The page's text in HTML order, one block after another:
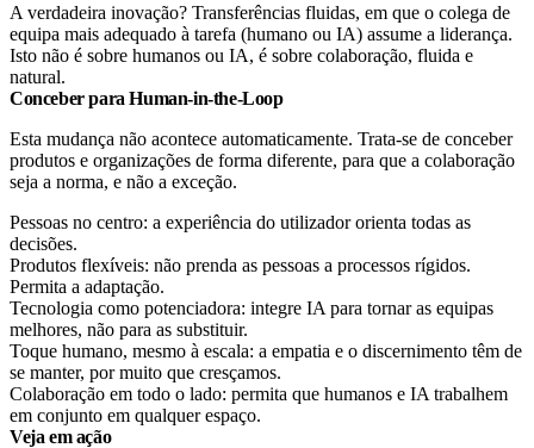
A verdadeira inovação? Transferências fluidas, em que o colega de
equipa mais adequado à tarefa (humano ou IA) assume a liderança.
Isto não é sobre humanos ou IA, é sobre colaboração, fluida e
natural.
Conceber para Human-in-the-Loop
Esta mudança não acontece automaticamente. Trata-se de conceber
produtos e organizações de forma diferente, para que a colaboração
seja a norma, e não a exceção.
Pessoas no centro: a experiência do utilizador orienta todas as
decisões.
Produtos flexíveis: não prenda as pessoas a processos rígidos.
Permita a adaptação.
Tecnologia como potenciadora: integre IA para tornar as equipas
melhores, não para as substituir.
Toque humano, mesmo à escala: a empatia e o discernimento têm de
se manter, por muito que cresçamos.
Colaboração em todo o lado: permita que humanos e IA trabalhem
em conjunto em qualquer espaço.
Veja em ação